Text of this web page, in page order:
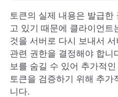
토큰의 실제 내용은 발급
고 있기 때문에 클라이언트
것을 서버로 다시 보내서
관련 권한을 결정해야 합니
보를 숨길 수 있어 추가적
토큰을 검증하기 위해 추
니다.